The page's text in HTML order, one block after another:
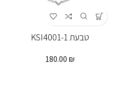
טבעת KSI4001-1
180.00 ₪